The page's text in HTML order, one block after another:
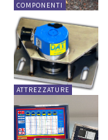
COMPONENTI
ATTREZZATURE